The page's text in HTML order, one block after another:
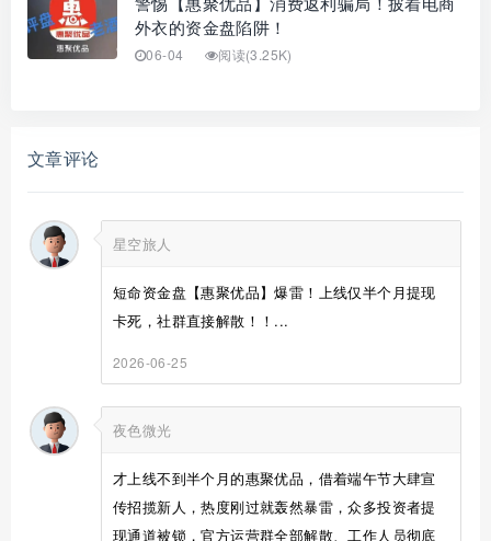
外衣的资金盘陷阱！
06-04 阅读(3.25K)
文章评论
星空旅人
短命资金盘【惠聚优品】爆雷！上线仅半个月提现
卡死，社群直接解散！！...
2026-06-25
夜色微光
才上线不到半个月的惠聚优品，借着端午节大肆宣
传招揽新人，热度刚过就轰然暴雷，众多投资者提
现通道被锁，官方运营群全部解散、工作人员彻底